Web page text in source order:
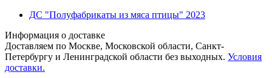
ДС "Полуфабрикаты из мяса птицы" 2023
Информация о доставке
Доставляем по Москве, Московской области, Санкт-
Петербургу и Ленинградской области без выходных. Условия
доставки.